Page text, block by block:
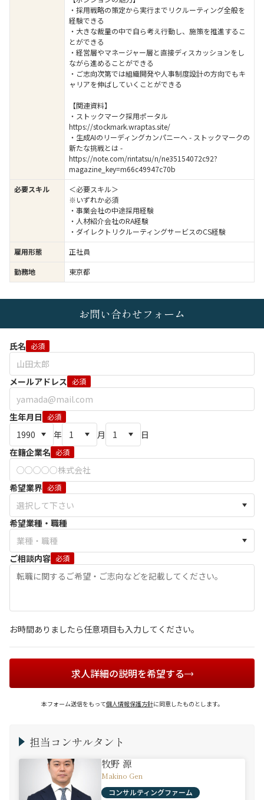
・採用戦略の策定から実行までリクルーティング全般を
経験できる
・大きな裁量の中で自ら考え行動し、施策を推進するこ
とができる
・経営層やマネージャー層と直接ディスカッションをし
ながら進めることができる
・ご志向次第では組織開発や人事制度設計の方向でもキ
ャリアを伸ばしていくことができる
【関連資料】
・ストックマーク採用ポータル
https://stockmark.wraptas.site/
・生成AIのリーディングカンパニーへ - ストックマークの
新たな挑戦とは -
https://note.com/rintatsu/n/ne35154072c92?
magazine_key=m66c49947c70b
必要スキル
＜必要スキル＞
※いずれか必須
・事業会社の中途採用経験
・人材紹介会社のRA経験
・ダイレクトリクルーティングサービスのCS経験
雇用形態
正社員
勤務地
東京都
お問い合わせフォーム
氏名 必須
メールアドレス 必須
生年月日 必須
年 月
日
在籍企業名 必須
希望業界 必須
希望業種・職種
ご相談内容 必須
お時間ありましたら任意項目も入力してください。
求人詳細の説明を希望する
本フォーム送信をもって個人情報保護方針に同意したものとします。
担当コンサルタント
牧野 源
Makino Gen
コンサルティングファーム